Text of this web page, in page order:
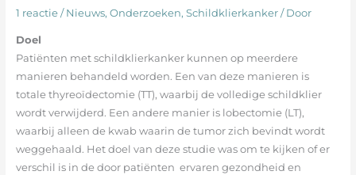
1 reactie / Nieuws, Onderzoeken, Schildklierkanker/ Door
Doel
Patiënten met schildklierkanker kunnen op meerdere
manieren behandeld worden. Een van deze manieren is
totale thyreoïdectomie (TT), waarbij de volledige schildklier
wordt verwijderd. Een andere manier is lobectomie (LT),
waarbij alleen de kwab waarin de tumor zich bevindt wordt
weggehaald. Het doel van deze studie was om te kijken of er
verschil is in de door patiënten ervaren gezondheid en